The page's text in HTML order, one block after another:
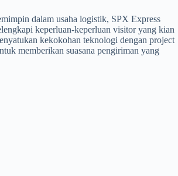
dalam usaha logistik, SPX Express
keperluan-keperluan visitor yang kian
kekokohan teknologi dengan project
memberikan suasana pengiriman yang